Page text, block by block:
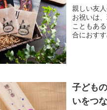
親しい友
お祝いは
こともあ
合におす
子ども
いをつ